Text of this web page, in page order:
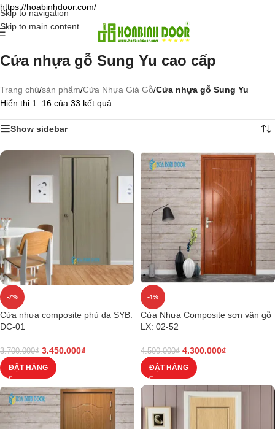
https://hoabinhdoor.com/
Skip to navigation
Skip to main content
Cửa nhựa gỗ Sung Yu cao cấp
Trang chủ/sản phẩm/Cửa Nhựa Giả Gỗ/Cửa nhựa gỗ Sung Yu
Hiển thị 1–16 của 33 kết quả
Show sidebar
-7%
Cửa nhựa composite phủ da SYB:
DC-01
3.700.000₫ 3.450.000₫
ĐẶT HÀNG
-4%
Cửa Nhựa Composite sơn vân gỗ
LX: 02-52
4.500.000₫ 4.300.000₫
ĐẶT HÀNG